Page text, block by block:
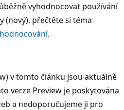
vyhodnocovat používání
(nový), přečtěte si téma
.
v tomto článku jsou aktuálně
verze Preview je poskytována
a nedoporučujeme ji pro